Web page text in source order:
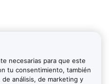
necesarias para que este
tu consentimiento, también
análisis, de marketing y